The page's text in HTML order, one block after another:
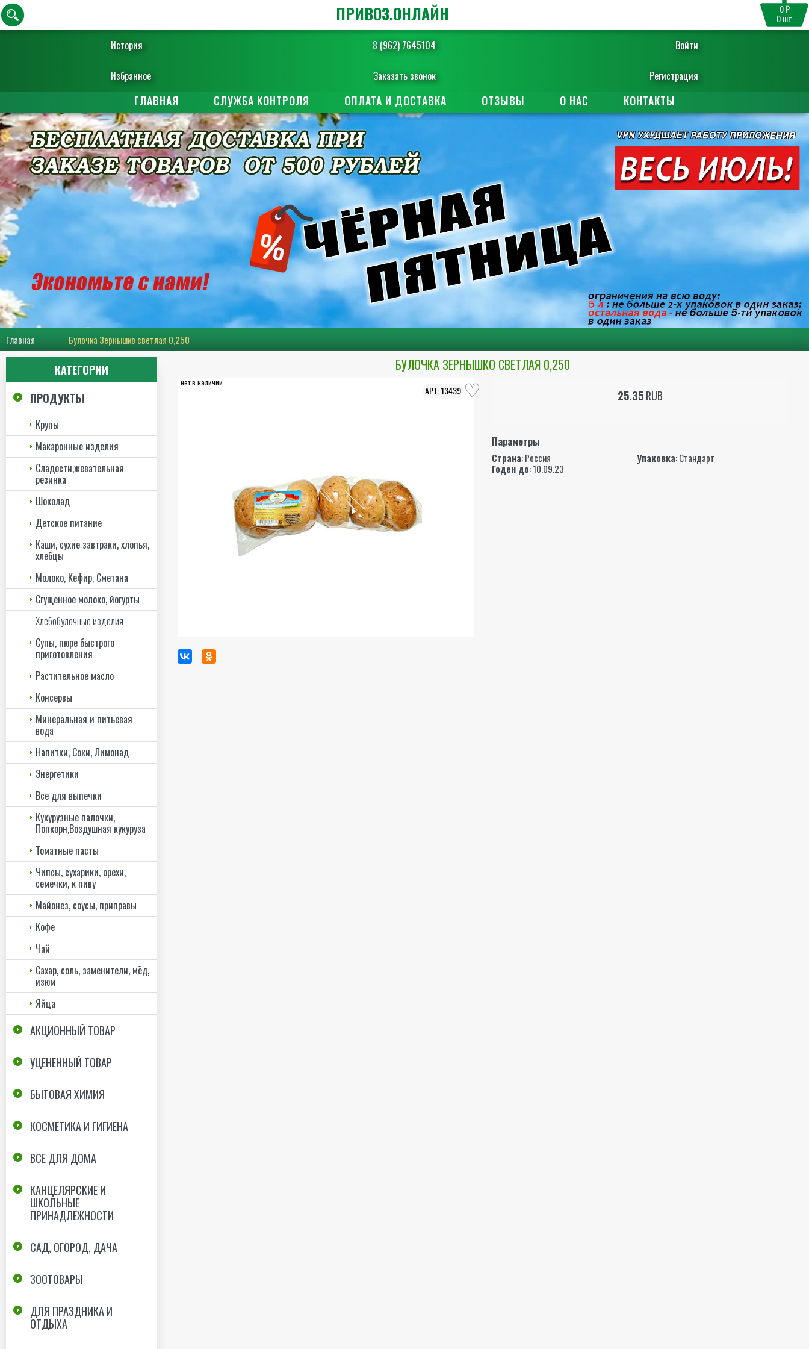
История 8 (962) 7645104 Войти
Избранное Заказать звонок Регистрация
ПРИВОЗ.ОНЛАЙН 0 ₽
0шт
ГЛАВНАЯ СЛУЖБА КОНТРОЛЯ ОПЛАТА И ДОСТАВКА ОТЗЫВЫ О НАС КОНТАКТЫ
Главная Булочка Зернышко светлая 0,250
КАТЕГОРИИ
ПРОДУКТЫ
Крупы
Макаронные изделия
Сладости,жевательная
резинка
Шоколад
Детское питание
Каши, сухие завтраки, хлопья,
хлебцы
Молоко, Кефир, Сметана
Сгущенное молоко, йогурты
Хлебобулочные изделия
Супы, пюре быстрого
приготовления
Растительное масло
Консервы
Минеральная и питьевая
вода
Напитки, Соки, Лимонад
Энергетики
Все для выпечки
Кукурузные палочки,
Попкорн,Воздушная кукуруза
Томатные пасты
Чипсы, сухарики, орехи,
семечки, к пиву
Майонез, соусы, приправы
Кофе
Чай
Сахар, соль, заменители, мёд,
изюм
Яйца
АКЦИОННЫЙ ТОВАР
УЦЕНЕННЫЙ ТОВАР
БЫТОВАЯ ХИМИЯ
КОСМЕТИКА И ГИГИЕНА
ВСЕ ДЛЯ ДОМА
КАНЦЕЛЯРСКИЕ И
ШКОЛЬНЫЕ
ПРИНАДЛЕЖНОСТИ
САД, ОГОРОД, ДАЧА
ЗООТОВАРЫ
ДЛЯ ПРАЗДНИКА И
ОТДЫХА
БУЛОЧКА ЗЕРНЫШКО СВЕТЛАЯ 0,250
нет в наличии
13439 25.35 RUB
Параметры
Страна: Россия Упаковка: Стандарт
Годен до: 10.09.23